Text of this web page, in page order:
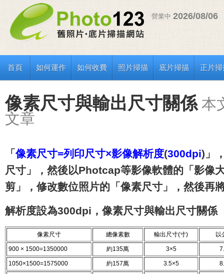
營業中 2026/08/06
首頁 如何運作 如何收費 照片掃描 底片掃描 正片
像素尺寸與輸出尺寸關係 本
文章
「像素尺寸=列印尺寸×影像解析度(300dpi)」
尺寸」，然後以Photcap等影像軟體的「影像
剪」，修改數位照片的「像素尺寸」，然後再
解析度設為300dpi，像素尺寸與輸出尺寸關係
像素尺寸 總像素數 輸出尺寸(寸) 以
900 × 1500=1350000 約135萬 3×5
1050×1500=1575000 約157萬 3.5×5